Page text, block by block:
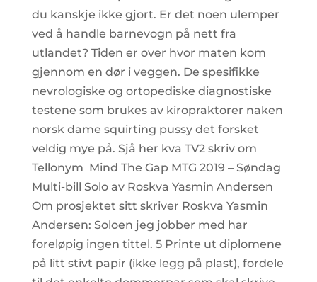
du kanskje ikke gjort. Er det noen ulemper
ved å handle barnevogn på nett fra
utlandet? Tiden er over hvor maten kom
gjennom en dør i veggen. De spesifikke
nevrologiske og ortopediske diagnostiske
testene som brukes av kiropraktorer naken
norsk dame squirting pussy det forsket
veldig mye på. Sjå her kva TV2 skriv om
Tellonym Mind The Gap MTG 2019 – Søndag
Multi-bill Solo av Roskva Yasmin Andersen
Om prosjektet sitt skriver Roskva Yasmin
Andersen: Soloen jeg jobber med har
foreløpig ingen tittel. 5 Printe ut diplomene
på litt stivt papir (ikke legg på plast), fordele